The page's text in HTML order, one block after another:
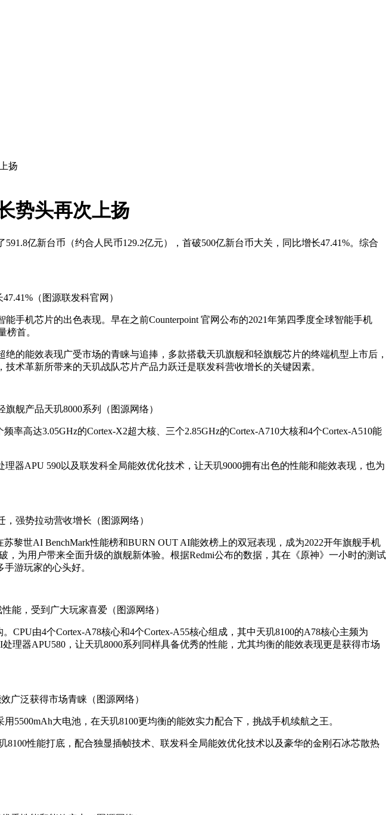
扬
势头再次上扬
亿新台币（约合人民币129.2亿元），首破500亿新台币大关，同比增长47.41%。综合
（图源联发科官网）
手机芯片的出色表现。早在之前Counterpoint 官网公布的2021年第四季度全球智能手机
榜首。
的能效表现广受市场的青睐与追捧，多款搭载天玑旗舰和轻旗舰芯片的终端机型上市后，
术革新所带来的天玑战队芯片产品力跃迁是联发科营收增长的关键因素。
舰产品天玑8000系列（图源网络）
高达3.05GHz的Cortex-X2超大核、三个2.85GHz的Cortex-A710大核和4个Cortex-A510能
器APU 590以及联发科全局能效优化技术，让天玑9000拥有出色的性能和能效表现，也为
强势拉动营收增长（图源网络）
黎世AI BenchMark性能榜和BURN OUT AI能效榜上的双冠表现，成为2022开年旗舰手机
为用户带来全面升级的旗舰新体验。根据Redmi公布的数据，其在《原神》一小时的测试
游玩家的心头好。
能，受到广大玩家喜爱（图源网络）
CPU由4个Cortex-A78核心和4个Cortex-A55核心组成，其中天玑8100的A78核心主频为
理器APU580，让天玑8000系列同样具备优秀的性能，尤其均衡的能效表现更是获得市场
广泛获得市场青睐（图源网络）
5500mAh大电池，在天玑8100更均衡的能效实力配合下，挑战手机续航之王。
8100性能打底，配合独显插帧技术、联发科全局能效优化技术以及豪华的金刚石冰芯散热